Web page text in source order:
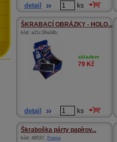
detail ks
ŠKRABACÍ OBRÁZKY - HOLO...
kód: a21c39a34b,
skladem
79 Kč
detail ks
Škraboška párty papírov...
kód: 48537, Rappa